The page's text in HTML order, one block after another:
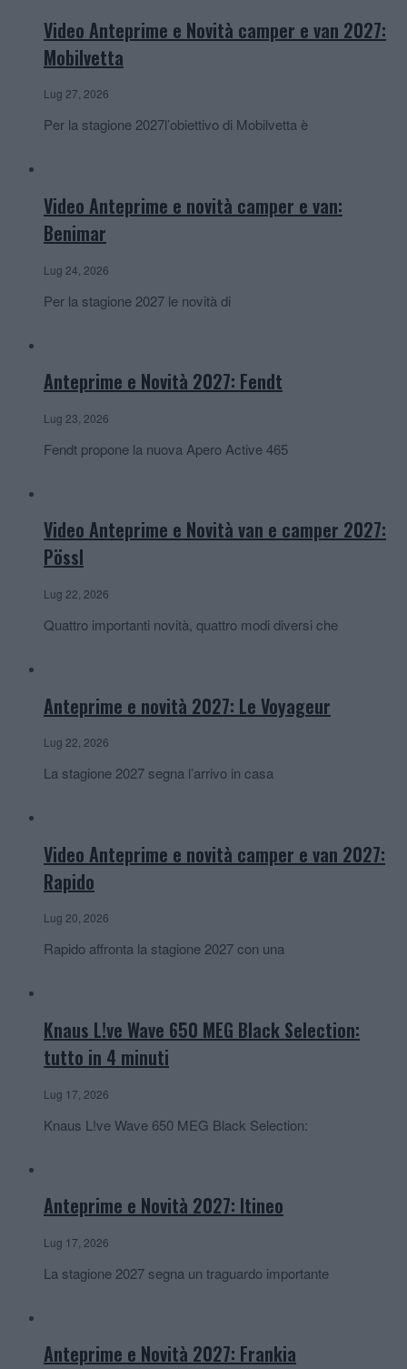
Video Anteprime e Novità camper e van 2027:
Mobilvetta
Lug 27, 2026
Per la stagione 2027l’obiettivo di Mobilvetta è
Video Anteprime e novità camper e van:
Benimar
Lug 24, 2026
Per la stagione 2027 le novità di
Anteprime e Novità 2027: Fendt
Lug 23, 2026
Fendt propone la nuova Apero Active 465
Video Anteprime e Novità van e camper 2027:
Pössl
Lug 22, 2026
Quattro importanti novità, quattro modi diversi che
Anteprime e novità 2027: Le Voyageur
Lug 22, 2026
La stagione 2027 segna l’arrivo in casa
Video Anteprime e novità camper e van 2027:
Rapido
Lug 20, 2026
Rapido affronta la stagione 2027 con una
Knaus L!ve Wave 650 MEG Black Selection:
tutto in 4 minuti
Lug 17, 2026
Knaus L!ve Wave 650 MEG Black Selection:
Anteprime e Novità 2027: Itineo
Lug 17, 2026
La stagione 2027 segna un traguardo importante
Anteprime e Novità 2027: Frankia